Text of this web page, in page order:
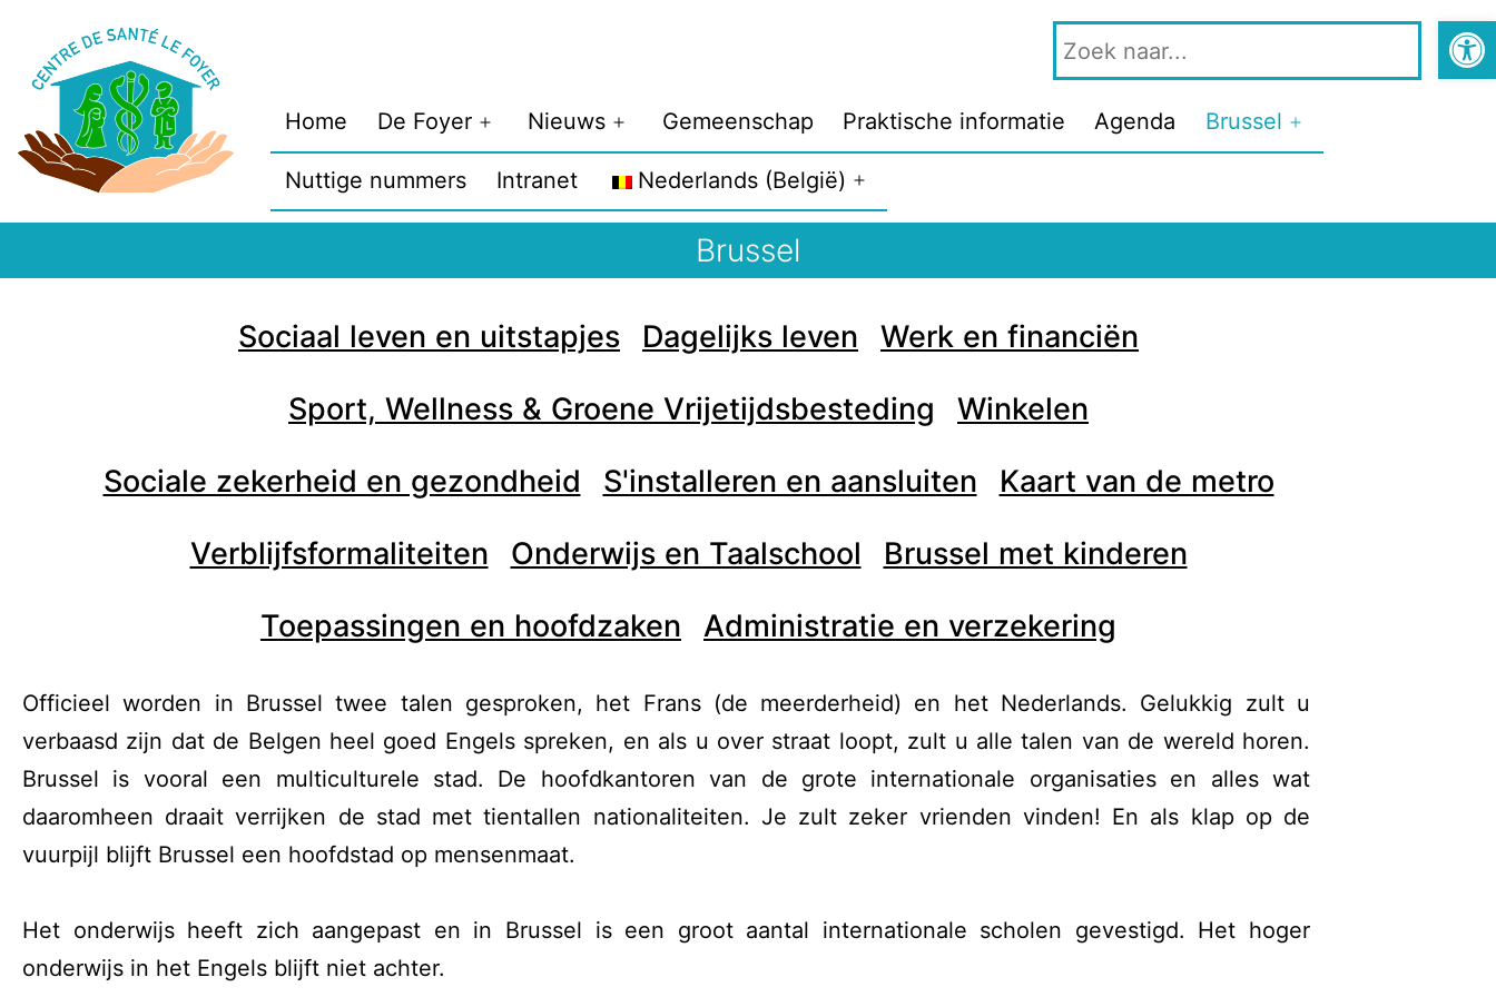
Home De Foyer Nieuws Gemeenschap Praktische informatie Agenda Brussel
Nuttige nummers Intranet Nederlands (België)
Brussel
Sociaal leven en uitstapjes Dagelijks leven
Werk en financiën
Sport, Wellness & Groene Vrijetijdsbesteding
Winkelen
Sociale zekerheid en gezondheid
S'installeren en aansluiten
Kaart van de metro
Verblijfsformaliteiten
Onderwijs en Taalschool
Brussel met kinderen
Toepassingen en hoofdzaken
Administratie en verzekering
Officieel worden in Brussel twee talen gesproken, het Frans (de meerderheid) en het Nederlands. Gelukkig zult u
verbaasd zijn dat de Belgen heel goed Engels spreken, en als u over straat loopt, zult u alle talen van de wereld horen.
Brussel is vooral een multiculturele stad. De hoofdkantoren van de grote internationale organisaties en alles wat
daaromheen draait verrijken de stad met tientallen nationaliteiten. Je zult zeker vrienden vinden! En als klap op de
vuurpijl blijft Brussel een hoofdstad op mensenmaat.
Het onderwijs heeft zich aangepast en in Brussel is een groot aantal internationale scholen gevestigd. Het hoger
onderwijs in het Engels blijft niet achter.